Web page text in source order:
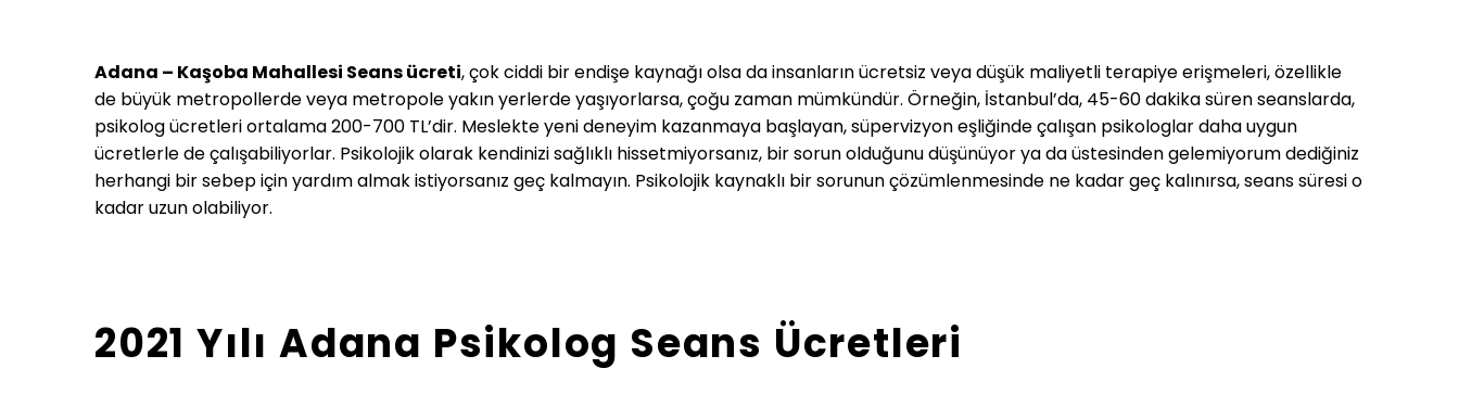
Adana – Kaşoba Mahallesi Seans ücreti, çok ciddi bir endişe kaynağı olsa da insanların ücretsiz veya düşük maliyetli terapiye erişmeleri, özellikle
de büyük metropollerde veya metropole yakın yerlerde yaşıyorlarsa, çoğu zaman mümkündür. Örneğin, İstanbul’da, 45-60 dakika süren seanslarda,
psikolog ücretleri ortalama 200-700 TL’dir. Meslekte yeni deneyim kazanmaya başlayan, süpervizyon eşliğinde çalışan psikologlar daha uygun
ücretlerle de çalışabiliyorlar. Psikolojik olarak kendinizi sağlıklı hissetmiyorsanız, bir sorun olduğunu düşünüyor ya da üstesinden gelemiyorum dediğiniz
herhangi bir sebep için yardım almak istiyorsanız geç kalmayın. Psikolojik kaynaklı bir sorunun çözümlenmesinde ne kadar geç kalınırsa, seans süresi o
kadar uzun olabiliyor.
2021 Yılı Adana Psikolog Seans Ücretleri